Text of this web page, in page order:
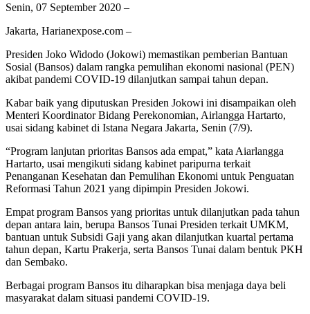
Senin, 07 September 2020 –
Jakarta, Harianexpose.com –
Presiden Joko Widodo (Jokowi) memastikan pemberian Bantuan
Sosial (Bansos) dalam rangka pemulihan ekonomi nasional (PEN)
akibat pandemi COVID-19 dilanjutkan sampai tahun depan.
Kabar baik yang diputuskan Presiden Jokowi ini disampaikan oleh
Menteri Koordinator Bidang Perekonomian, Airlangga Hartarto,
usai sidang kabinet di Istana Negara Jakarta, Senin (7/9).
“Program lanjutan prioritas Bansos ada empat,” kata Aiarlangga
Hartarto, usai mengikuti sidang kabinet paripurna terkait
Penanganan Kesehatan dan Pemulihan Ekonomi untuk Penguatan
Reformasi Tahun 2021 yang dipimpin Presiden Jokowi.
Empat program Bansos yang prioritas untuk dilanjutkan pada tahun
depan antara lain, berupa Bansos Tunai Presiden terkait UMKM,
bantuan untuk Subsidi Gaji yang akan dilanjutkan kuartal pertama
tahun depan, Kartu Prakerja, serta Bansos Tunai dalam bentuk PKH
dan Sembako.
Berbagai program Bansos itu diharapkan bisa menjaga daya beli
masyarakat dalam situasi pandemi COVID-19.